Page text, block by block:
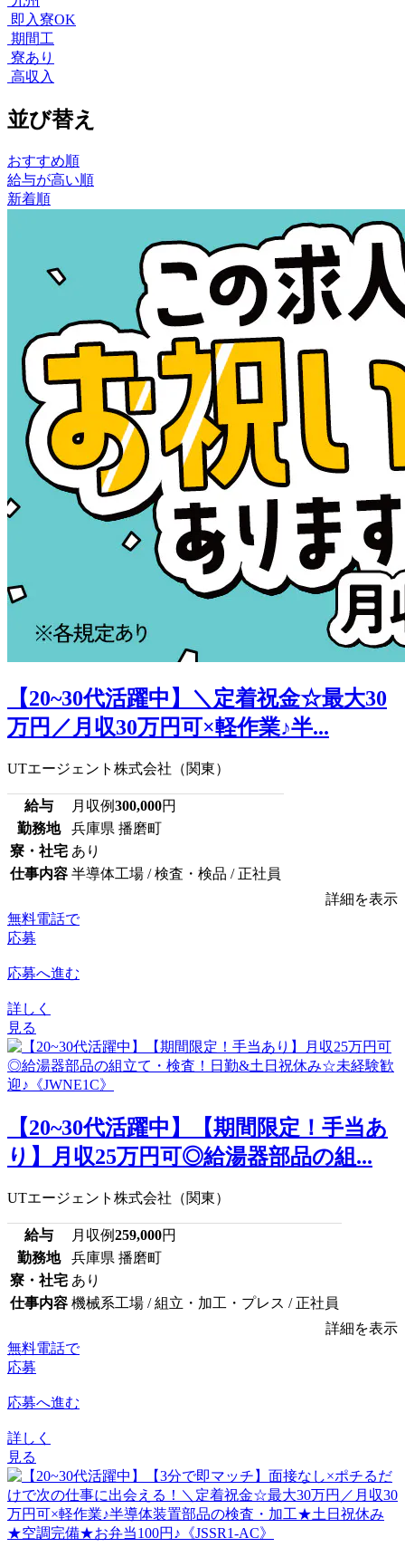
即入寮OK
期間工
寮あり
高収入
並び替え
おすすめ順
給与が高い順
新着順
【20~30代活躍中】＼定着祝金☆最大30
万円／月収30万円可×軽作業♪半...
UTエージェント株式会社（関東）
給与 月収例300,000円
勤務地
兵庫県 播磨町
寮・社宅 あり
仕事内容 半導体工場 / 検査・検品 / 正社員
詳細を表示
無料電話で
応募
応募へ進む
詳しく
見る
【20~30代活躍中】【期間限定！手当あ
り】月収25万円可◎給湯器部品の組...
UTエージェント株式会社（関東）
給与 月収例259,000円
勤務地
兵庫県 播磨町
寮・社宅 あり
仕事内容 機械系工場 / 組立・加工・プレス / 正社員
詳細を表示
無料電話で
応募
応募へ進む
詳しく
見る